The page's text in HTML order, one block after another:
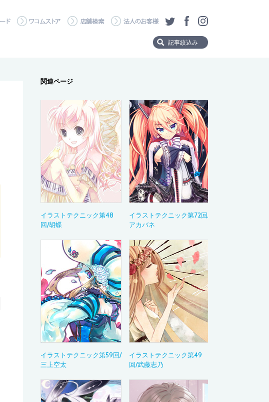
サポート・ダウンロード
ワコムストア 店舗検索 法人のお客様
ツイッターフェイスブック
記事絞込み
関連ページ
イラストテクニック第48
回/胡蝶
イラストテクニック第72回/
アカバネ
イラストテクニック第59回/
三上空太
イラストテクニック第49
回/武藤志乃